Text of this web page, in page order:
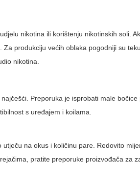
nikotina ili korištenju nikotinskih soli.
produkciju većih oblaka pogodniji su
nikotina.
Preporuka je isprobati male
s uređajem i koilama.
na okus i količinu pare. Redovito
pratite preporuke proizvođača za